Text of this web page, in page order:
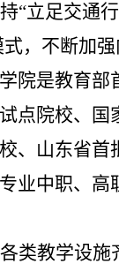
“立足交通
，不断加
院是教育部
点院校、国
、山东省首
业中职、高
类教学设施